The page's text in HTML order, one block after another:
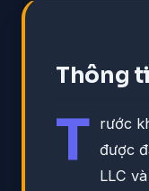
Thông
T rước
được
LLC